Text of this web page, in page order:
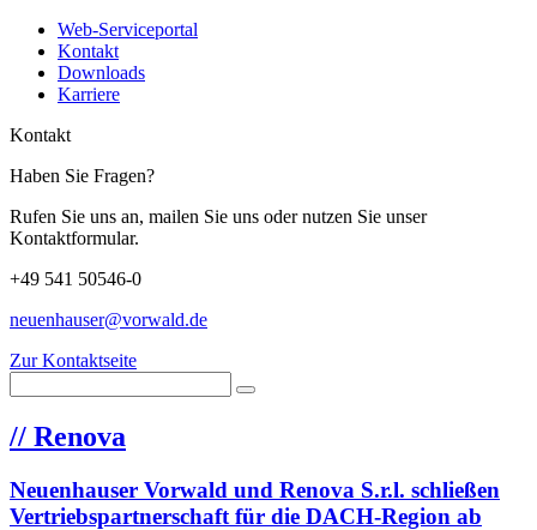
Web-Serviceportal
Kontakt
Downloads
Karriere
Kontakt
Haben Sie Fragen?
Rufen Sie uns an, mailen Sie uns oder nutzen Sie unser
Kontaktformular.
+49 541 50546-0
neuenhauser@vorwald.de
Zur Kontaktseite
// Renova
Neuenhauser Vorwald und Renova S.r.l. schließen
Vertriebspartnerschaft für die DACH-Region ab